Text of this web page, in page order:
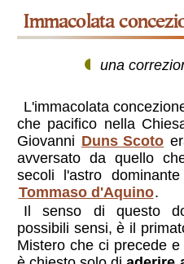
Immacolata
una
L'immacolata
che pacifico nella
Giovanni Duns Scoto
avversato da quello
secoli l'astro
Tommaso d'Aquino.
Il senso di questo
possibili sensi, è il
Mistero che ci precede